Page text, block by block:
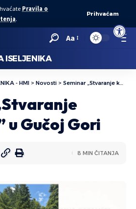
Open
Pravila o
.
Prihvaćam
Aa
ISELJENIKA
- HMI > Novosti > Seminar „Stvaranje kazališta” u Gučoj Gori
u Gučoj Gori
8 MIN ČITANJA